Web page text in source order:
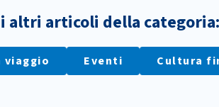
altri articoli della categoria:
viaggio Eventi Cultura